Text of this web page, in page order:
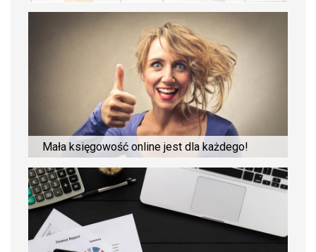
Mała księgowość online jest dla każdego!